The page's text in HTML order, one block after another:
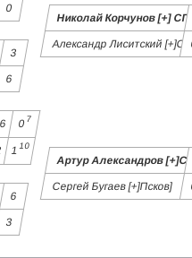
0
3
Оскол]
6
6 0 7
1 10
6
3
Николай Корчунов [+]
Александр Лиситский
Артур Александров
Сергей Бугаев [+]Псков]